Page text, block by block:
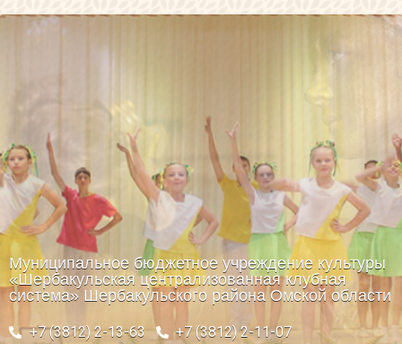
Муниципальное бюджетное учреждение культуры
«Шербакульская централизованная клубная
система» Шербакульского района Омской области
+7 (3812) 2-13-63
+7 (3812) 2-11-07